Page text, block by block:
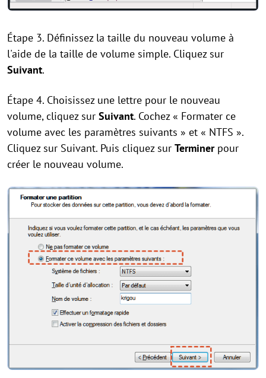
Étape 3. Définissez la taille du nouveau volume à
l'aide de la taille de volume simple. Cliquez sur
Suivant.
Étape 4. Choisissez une lettre pour le nouveau
volume, cliquez sur Suivant. Cochez « Formater ce
volume avec les paramètres suivants » et « NTFS ».
Cliquez sur Suivant. Puis cliquez sur Terminerpour
créer le nouveau volume.